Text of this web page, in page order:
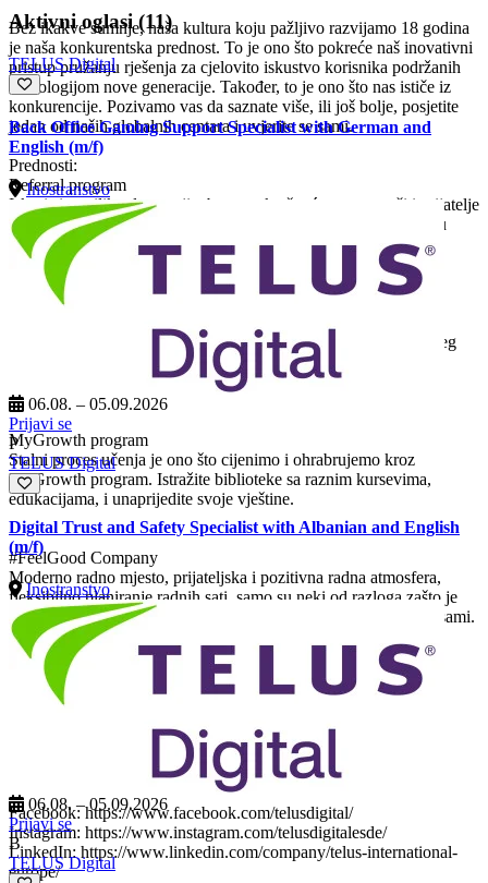
Bez ikakve sumnje, naša kultura koju pažljivo razvijamo 18 godina
je naša konkurentska prednost. To je ono što pokreće naš inovativni
pristup pružanju rješenja za cjelovito iskustvo korisnika podržanih
tehnologijom nove generacije. Također, to je ono što nas ističe iz
konkurencije. Pozivamo vas da saznate više, ili još bolje, posjetite
jedan od naših globalnih centara i uvjerite se sami.
Prednosti:
Referral program
Iskoristite priliku da osvojite bonus tako što ćete preporučiti prijatelje
za rad u našoj kompaniji. Pored bonusa, također dobijate priliku
raditi sa prijateljima u pozitivnom okruženju, a možete osvojiti i
dodatne nagrade u našim nagradnim izvlačenjima.
Napredujte na različite pozicije promovisane interno putem našeg
StepUp programa! Iskoristite šansu da unaprijedite sebe i svoje
MyGrowth program
Stalni proces učenja je ono što cijenimo i ohrabrujemo kroz
MyGrowth program. Istražite biblioteke sa raznim kursevima,
edukacijama, i unaprijedite svoje vještine.
#FeelGood Company
Moderno radno mjesto, prijateljska i pozitivna radna atmosfera,
fleksibilno planiranje radnih sati, samo su neki od razloga zašto je
TELUS Digital FeelGood Company. Prijavite se i uvjerite se i sami.
Kontakt podaci:
Trg međunarodnog prijateljstva bb
71000 Sarajevo, Bosna i Hercegovina
Facebook: https://www.facebook.com/telusdigital/
Instagram: https://www.instagram.com/telusdigitalesde/
LinkedIn: https://www.linkedin.com/company/telus-international-
europe/
Aktivni oglasi (11)
TELUS Digital
Back Office Gaming Support Specialist with German and
English (m/f)
Inostranstvo
06.08. – 05.09.2026
Prijavi se
P
TELUS Digital
Digital Trust and Safety Specialist with Albanian and English
(m/f)
Inostranstvo
06.08. – 05.09.2026
Prijavi se
B
TELUS Digital